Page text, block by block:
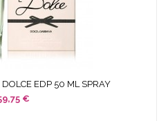
EDP 50 ML SPRAY
€